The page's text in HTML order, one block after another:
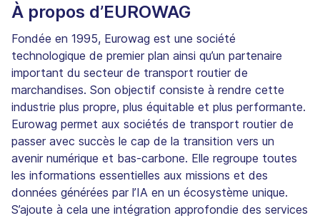
À propos d’EUROWAG
Fondée en 1995, Eurowag est une société
technologique de premier plan ainsi qu’un partenaire
important du secteur de transport routier de
marchandises. Son objectif consiste à rendre cette
industrie plus propre, plus équitable et plus performante.
Eurowag permet aux sociétés de transport routier de
passer avec succès le cap de la transition vers un
avenir numérique et bas-carbone. Elle regroupe toutes
les informations essentielles aux missions et des
données générées par l’IA en un écosystème unique.
S’ajoute à cela une intégration approfondie des services